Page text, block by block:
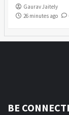
Gaurav Jaitely
26 minutes ago
BE